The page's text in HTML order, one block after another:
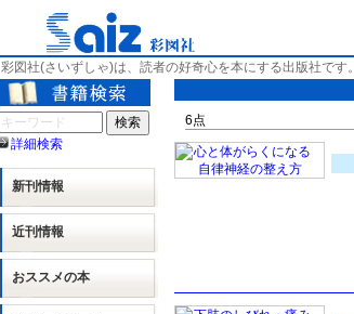
彩図社(さいずしゃ)は、読者の好奇心を本にする出版社です。
詳細検索
新刊情報
近刊情報
おススメの本
6点